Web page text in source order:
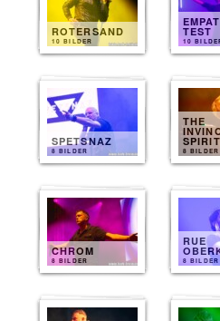
ROTERSAND
10 BILDER
TEST
10
SPETSNAZ
8 BILDER
THE
SPIRIT
8 BILDER
CHROM
8 BILDER
RUE
8 BILDER